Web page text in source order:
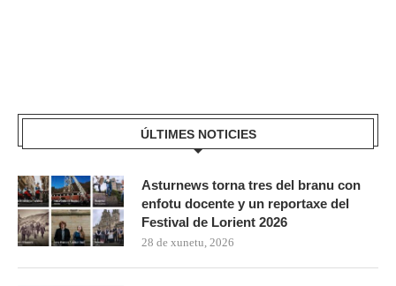
ÚLTIMES NOTICIES
Asturnews torna tres del branu con
enfotu docente y un reportaxe del
Festival de Lorient 2026
28 de xunetu, 2026